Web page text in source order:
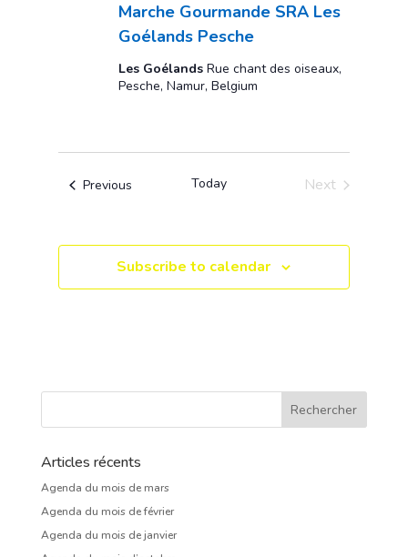
Marche Gourmande SRA Les
Goélands Pesche
Les GoélandsRue chant des oiseaux,
Pesche, Namur, Belgium
Previous Today
Next
Subscribe to calendar
Articles récents
Agenda du mois de mars
Agenda du mois de février
Agenda du mois de janvier